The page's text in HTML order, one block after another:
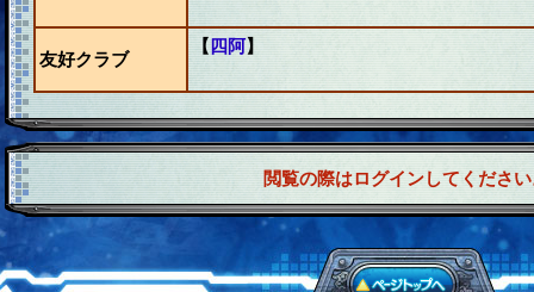
友好クラブ
【四阿】
閲覧の際はログインしてくださ